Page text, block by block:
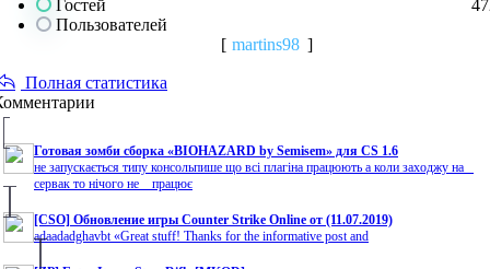
Гостей
Пользователей
[ martins98 ]
Полная статистика
Готовая зомби сборка «BIOHAZARD by Semisem» для CS 1.6
не запускається типу консольпише що всі плагіна працюють а коли заходжу на
сервак то нічого не працює
[CSO] Обновление игры Counter Strike Online от (11.07.2019)
adaadadghavbt «Great stuff! Thanks for the informative post and